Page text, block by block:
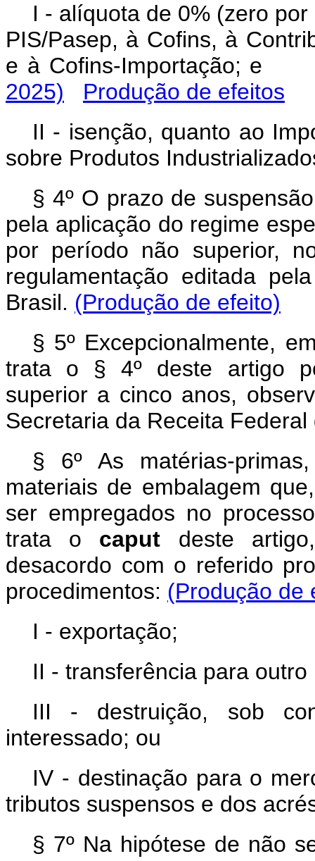
I - alíquota de 0% (zero
PIS/Pasep, à Cofins, à
e à Cofins-Importação;
2025)
Produção de efeitos
II - isenção, quanto ao
sobre Produtos
§ 4º O prazo de
pela aplicação do regime
por período não superior,
regulamentação editada
Brasil. (Produção de efeito)
§ 5º Excepcionalmente,
trata o § 4º deste artigo
superior a cinco anos,
Secretaria da Receita
§ 6º As matérias-
materiais de embalagem
ser empregados no
trata o caput deste
desacordo com o referido
procedimentos: (Produção de
I - exportação;
II - transferência para
III - destruição, sob
interessado; ou
IV - destinação para o
tributos suspensos e dos
§ 7º Na hipótese de não